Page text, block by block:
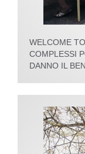
WELCOME
COMPLESSI
DANNO IL